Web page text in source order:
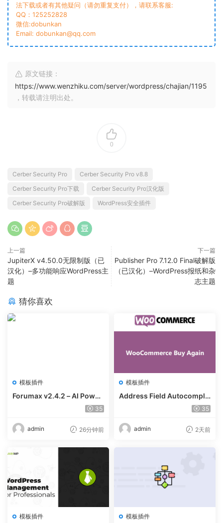
法下载或者有其他疑问（请勿重复支付），请联系客服:
QQ：125252828
微信:dobunkan
Email: dobunkan@qq.com
原文链接：
https://www.wenzhiku.com/server/wordpress/chajian/1195
，转载请注明出处。
0
Cerber Security Pro
Cerber Security Pro v8.8
Cerber Security Pro下载
Cerber Security Pro汉化版
Cerber Security Pro破解版
WordPress安全插件
上一篇
JupiterX v4.50.0无限制版（已
汉化）–多功能响应WordPress主
题
下一篇
Publisher Pro 7.12.0 Final破解版
（已汉化）–WordPress报纸和杂
志主题
猜你喜欢
模板插件
Forumax v2.4.2 – AI Power
ed Advanced Community F
35
admin 26分钟前
模板插件
Address Field Autocomple
te For WooCommerce v1.3.
35
admin 2天前
模板插件 模板插件